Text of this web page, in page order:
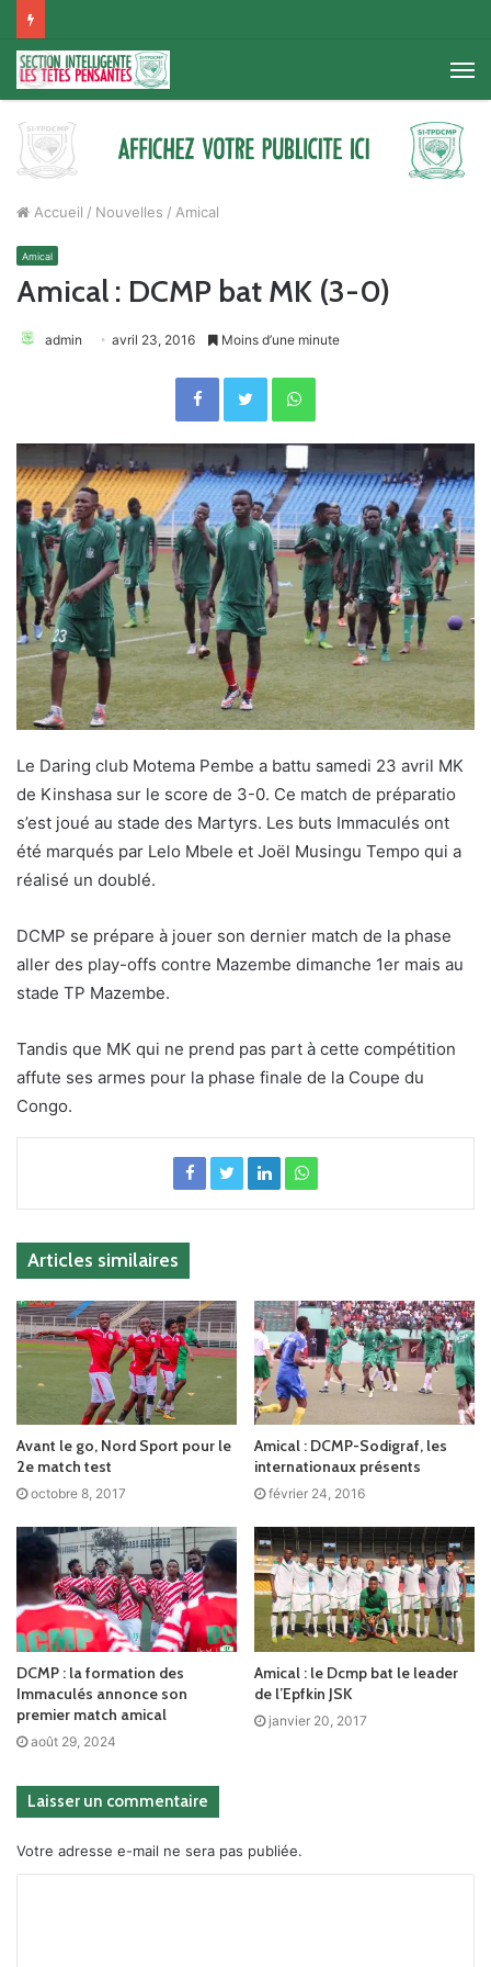
Accueil / Nouvelles / Amical
Amical
Amical : DCMP bat MK (3-0)
admin avril 23, 2016 Moins d’une minute
FacebookTwitterWhatsApp
Le Daring club Motema Pembe a battu samedi 23 avril MK
de Kinshasa sur le score de 3-0. Ce match de préparatio
s’est joué au stade des Martyrs. Les buts Immaculés ont
été marqués par Lelo Mbele et Joël Musingu Tempo qui a
réalisé un doublé.
DCMP se prépare à jouer son dernier match de la phase
aller des play-offs contre Mazembe dimanche 1er mais au
stade TP Mazembe.
Tandis que MK qui ne prend pas part à cette compétition
affute ses armes pour la phase finale de la Coupe du
Congo.
Articles similaires
Avant le go, Nord Sport pour le
2e match test
octobre 8, 2017
Amical : DCMP-Sodigraf, les
internationaux présents
février 24, 2016
DCMP : la formation des
Immaculés annonce son
premier match amical
août 29, 2024
Amical : le Dcmp bat le leader
de l’Epfkin JSK
janvier 20, 2017
Laisser un commentaire
Votre adresse e-mail ne sera pas publiée.